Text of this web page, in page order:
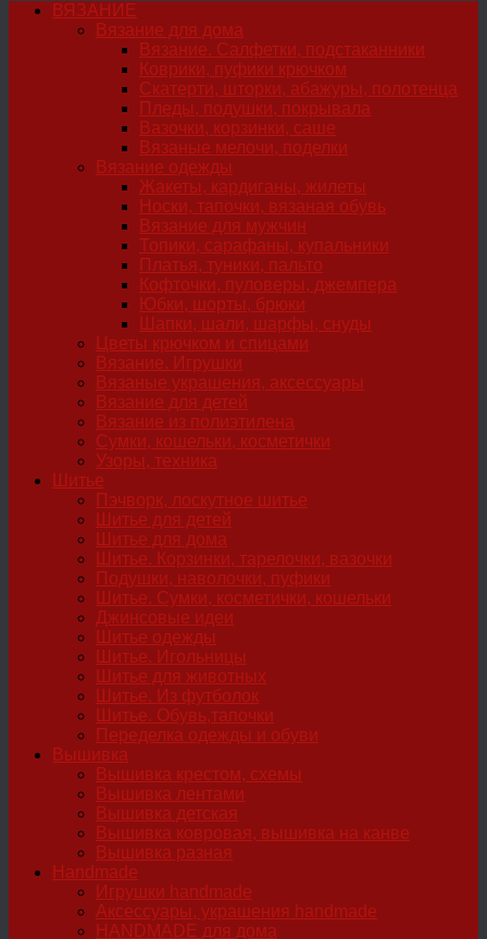
ВЯЗАНИЕ
Вязание для дома
Вязание. Салфетки, подстаканники
Коврики, пуфики крючком
Скатерти, шторки, абажуры, полотенца
Пледы, подушки, покрывала
Вазочки, корзинки, саше
Вязаные мелочи, поделки
Вязание одежды
Жакеты, кардиганы, жилеты
Носки, тапочки, вязаная обувь
Вязание для мужчин
Топики, сарафаны, купальники
Платья, туники, пальто
Кофточки, пуловеры, джемпера
Юбки, шорты, брюки
Шапки, шали, шарфы, снуды
Цветы крючком и спицами
Вязание. Игрушки
Вязаные украшения, аксессуары
Вязание для детей
Вязание из полиэтилена
Сумки, кошельки, косметички
Узоры, техника
Шитье
Пэчворк, лоскутное шитье
Шитье для детей
Шитье для дома
Шитье. Корзинки, тарелочки, вазочки
Подушки, наволочки, пуфики
Шитье. Сумки, косметички, кошельки
Джинсовые идеи
Шитье одежды
Шитье. Игольницы
Шитье для животных
Шитье. Из футболок
Шитье. Обувь,тапочки
Переделка одежды и обуви
Вышивка
Вышивка крестом, схемы
Вышивка лентами
Вышивка детская
Вышивка ковровая, вышивка на канве
Вышивка разная
Handmade
Игрушки handmade
Аксессуары, украшения handmade
HANDMADE для дома